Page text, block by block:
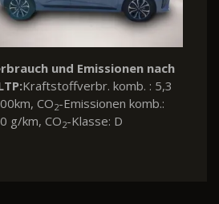
und Emissionen nach
Kraftstoffverbr. komb. : 6,3
CO2-Emissionen komb.:
g/km, CO2-Klasse: E